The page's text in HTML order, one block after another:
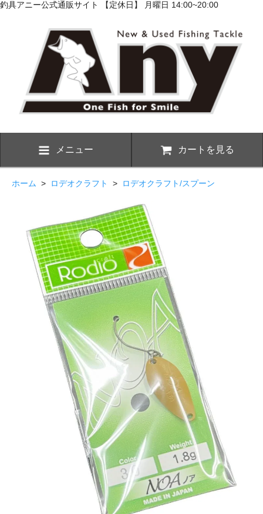
釣具アニー公式通販サイト 【定休日】 月曜日 14:00~20:00
メニュー カートを見る
ホーム > ロデオクラフト > ロデオクラフト/スプーン